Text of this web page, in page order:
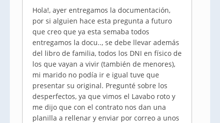
Hola!, ayer entregamos la documentación,
por si alguien hace esta pregunta a futuro
que creo que ya esta semaba todos
entregamos la docu.., se debe llevar además
del libro de familia, todos los DNI en físico de
los que vayan a vivir (también de menores),
mi marido no podía ir e igual tuve que
presentar su original. Pregunté sobre los
desperfectos, ya que vimos el Lavabo roto y
me dijo que con el contrato nos dan una
planilla a rellenar y enviar por correo a unos